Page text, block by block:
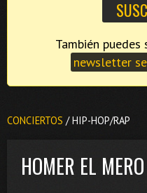
newsletter
CONCIERTOS / HIP-HOP/RAP
HOMER EL